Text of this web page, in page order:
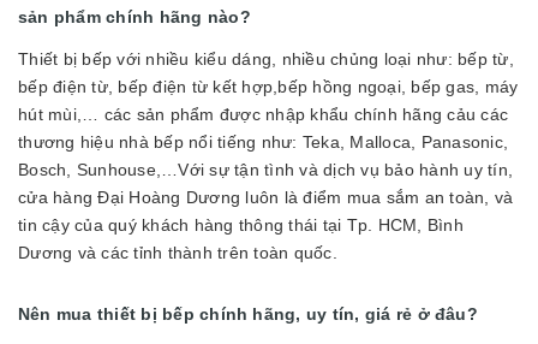
sản phẩm chính hãng nào?
Thiết bị bếp với nhiều kiểu dáng, nhiều chủng loại như: bếp từ,
bếp điện từ, bếp điện từ kết hợp,bếp hồng ngoại, bếp gas, máy
hút mùi,… các sản phẩm được nhập khẩu chính hãng cảu các
thương hiệu nhà bếp nổi tiếng như: Teka, Malloca, Panasonic,
Bosch, Sunhouse,…Với sự tận tình và dịch vụ bảo hành uy tín,
cửa hàng Đại Hoàng Dương luôn là điểm mua sắm an toàn, và
tin cậy của quý khách hàng thông thái tại Tp. HCM, Bình
Dương và các tỉnh thành trên toàn quốc.
Nên mua thiết bị bếp chính hãng, uy tín, giá rẻ ở đâu?